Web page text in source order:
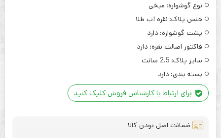
نوع گوشواره: میخی
جنس پلاک: نقره آب طلا
پشت گوشواره: دارد
فاکتور اصالت نقره: دارد
سایز پلاک: 2.5 سانت
بسته بندی: دارد
برای ارتباط با کارشناس فروش کلیک کنید
ضمانت اصل بودن کالا